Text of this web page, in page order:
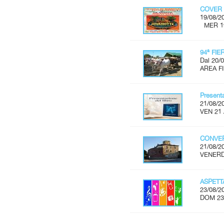
COVER
19/08/
MER
94ª
Dal 20/
AREA
21/08/
VEN 21
21/08/
23/08/
DOM